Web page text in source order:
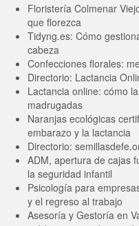
Floristería Colmenar
que florezca
Tidyng.es: Cómo
cabeza
Confecciones florales:
Directorio: Lactancia
Lactancia online: cómo
madrugadas
Naranjas ecológicas
embarazo y la lactancia
Directorio:
ADM, apertura de cajas
la seguridad infantil
Psicología para
y el regreso al trabajo
Asesoría y Gestoría en